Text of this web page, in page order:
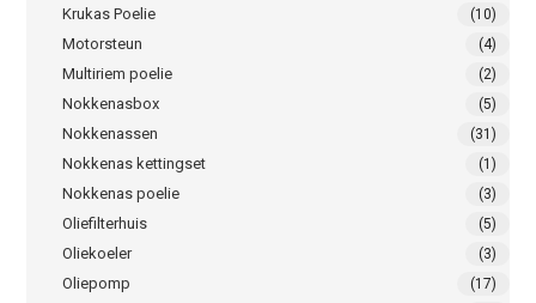
Krukas Poelie (10)
Motorsteun (4)
Multiriem poelie (2)
Nokkenasbox (5)
Nokkenassen (31)
Nokkenas kettingset (1)
Nokkenas poelie (3)
Oliefilterhuis (5)
Oliekoeler (3)
Oliepomp (17)